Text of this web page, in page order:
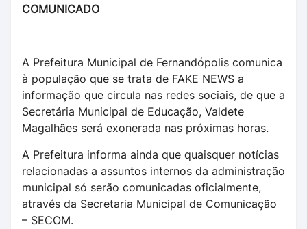
COMUNICADO
A Prefeitura Municipal de Fernandópolis comunica
à população que se trata de FAKE NEWS a
informação que circula nas redes sociais, de que a
Secretária Municipal de Educação, Valdete
Magalhães será exonerada nas próximas horas.
A Prefeitura informa ainda que quaisquer notícias
relacionadas a assuntos internos da administração
municipal só serão comunicadas oficialmente,
através da Secretaria Municipal de Comunicação
– SECOM.